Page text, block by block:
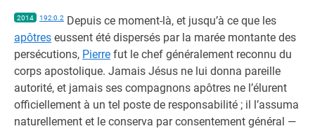
2014 192:0.2 Depuis ce moment-là, et jusqu’à ce que les
apôtres eussent été dispersés par la marée montante des
persécutions, Pierre fut le chef généralement reconnu du
corps apostolique. Jamais Jésus ne lui donna pareille
autorité, et jamais ses compagnons apôtres ne l’élurent
officiellement à un tel poste de responsabilité ; il l’assuma
naturellement et le conserva par consentement général —